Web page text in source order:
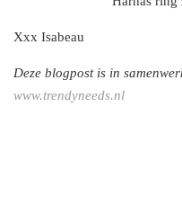
Xxx Isabeau
Deze blogpost is in
www.trendyneeds.nl